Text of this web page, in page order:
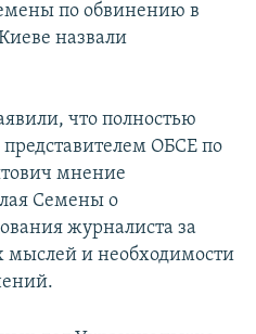
по обвинению в
назвали
что полностью
ОБСЕ по
мнение
Семены о
журналиста за
мыслей и необходимости